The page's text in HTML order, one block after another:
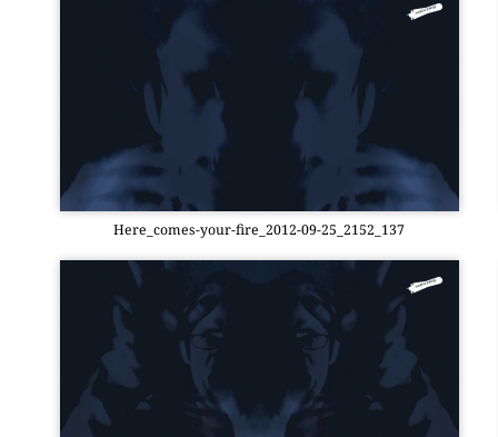
Here_­co­mes-your-fire_2012-09-25_2152_137